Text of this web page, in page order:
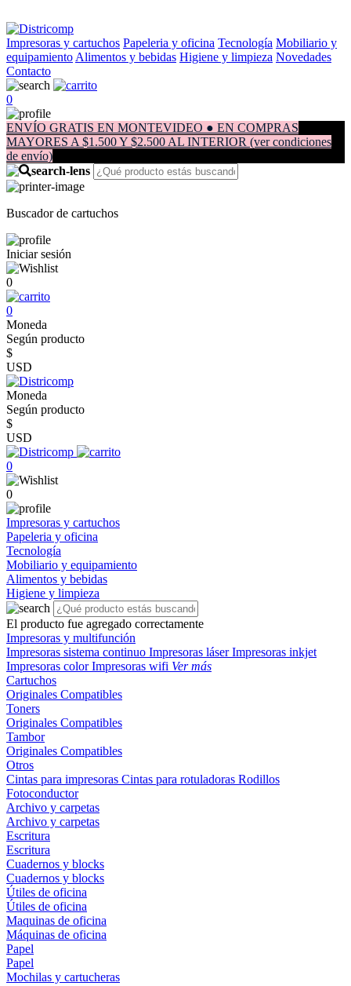
Impresoras y cartuchos Papeleria y oficina Tecnología Mobiliario y
equipamiento Alimentos y bebidas Higiene y limpieza Novedades
Contacto
0
ENVÍO GRATIS EN MONTEVIDEO ● EN COMPRAS
MAYORES A $1.500 Y $2.500 AL INTERIOR (ver condiciones
de envío)
Buscador de cartuchos
Iniciar sesión
0
0
Moneda
Según producto
$
USD
Moneda
Según producto
$
USD
0
0
Impresoras y cartuchos
Papeleria y oficina
Tecnología
Mobiliario y equipamiento
Alimentos y bebidas
Higiene y limpieza
El producto fue agregado correctamente
Impresoras y multifunción
Impresoras sistema continuo Impresoras láserImpresoras inkjet
Impresoras colorImpresoras wifi Ver más
Cartuchos
Originales Compatibles
Toners
Originales Compatibles
Tambor
Originales Compatibles
Otros
Cintas para impresoras Cintas para rotuladoras Rodillos
Fotoconductor
Archivo y carpetas
Archivo y carpetas
Escritura
Escritura
Cuadernos y blocks
Cuadernos y blocks
Útiles de oficina
Útiles de oficina
Maquinas de oficina
Máquinas de oficina
Papel
Papel
Mochilas y cartucheras